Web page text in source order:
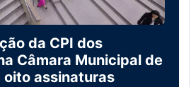
da CPI dos
Câmara Municipal de
oito assinaturas